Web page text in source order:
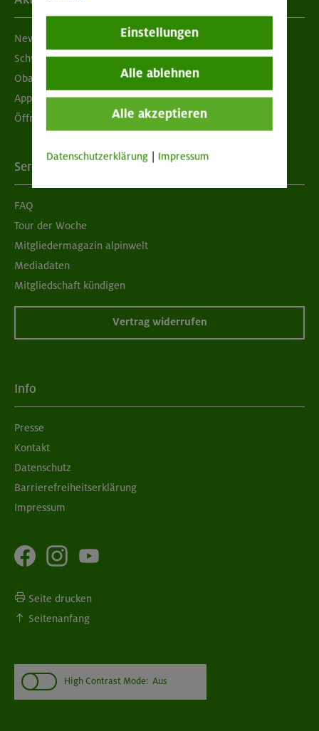
Newsletter
Schwarzes Brett
Obacht geben!
App "Mein DAV+"
Öffnungszeiten
Services
FAQ
Tour der Woche
Mitgliedermagazin alpinwelt
Mediadaten
Mitgliedschaft kündigen
Vertrag widerrufen
Info
Presse
Kontakt
Datenschutz
Barrierefreiheitserklärung
Impressum
Seite drucken
Seitenanfang
High Contrast Mode: Aus
Einstellungen
Alle ablehnen
Alle akzeptieren
Datenschutzerklärung Impressum